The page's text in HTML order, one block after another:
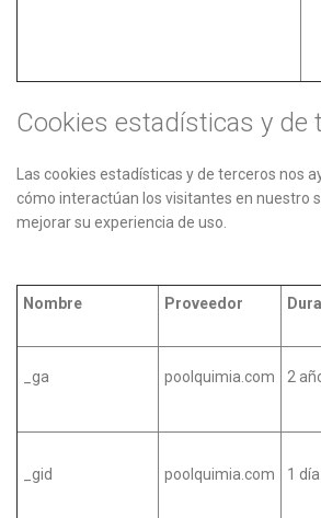
Cookies estadísticas y de
Las cookies estadísticas y de terceros nos
cómo interactúan los visitantes en nuestro
mejorar su experiencia de uso.
Nombre Proveedor
_ga poolquimia.com 2
_gid poolquimia.com 1 día